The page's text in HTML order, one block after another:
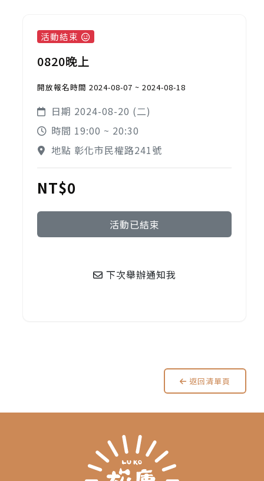
活動結束
0820晚上
開放報名時間 2024-08-07 ~ 2024-08-18
日期 2024-08-20 (二)
時間 19:00 ~ 20:30
地點 彰化市民權路241號
NT$0
活動已結束
下次舉辦通知我
返回清單頁